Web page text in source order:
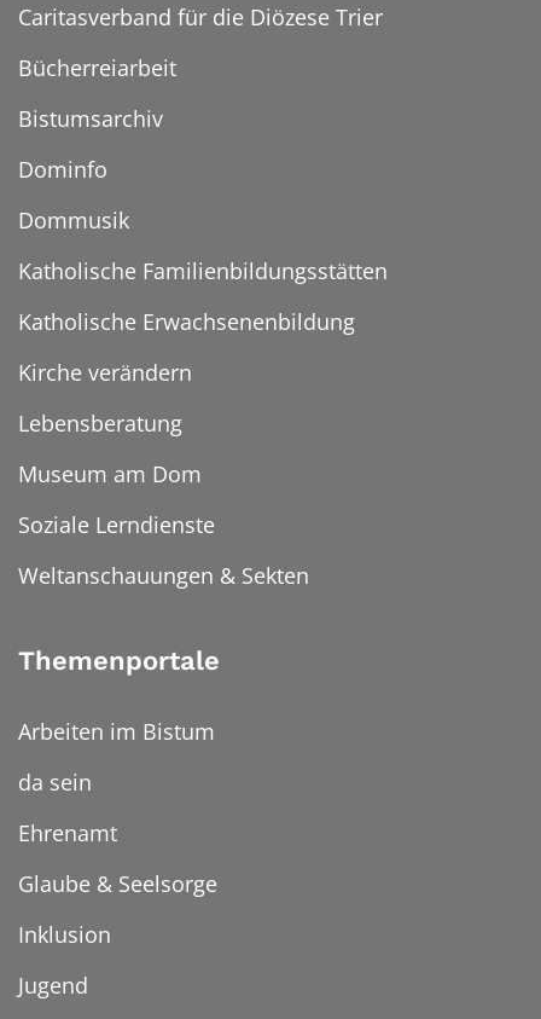
Caritasverband für die Diözese Trier
Bücherreiarbeit
Bistumsarchiv
Dominfo
Dommusik
Katholische Familienbildungsstätten
Katholische Erwachsenenbildung
Kirche verändern
Lebensberatung
Museum am Dom
Soziale Lerndienste
Weltanschauungen & Sekten
Themenportale
Arbeiten im Bistum
da sein
Ehrenamt
Glaube & Seelsorge
Inklusion
Jugend